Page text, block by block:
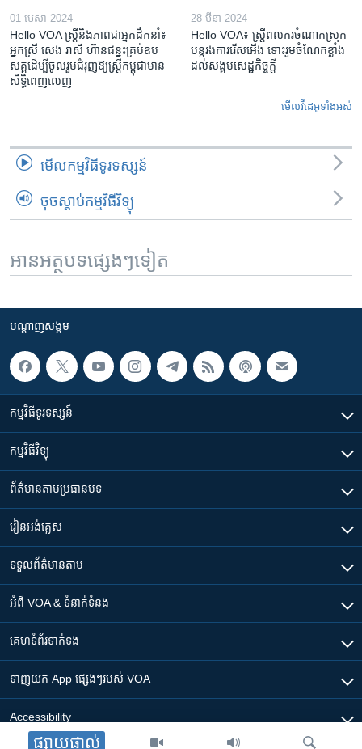
ផ្សាយផ្ទាល់
01 មេសា 2024
Hello VOA ស្ត្រីនិងភាពជាអ្នកដឹកនាំ៖
អ្នកស្រី សេង រាសី ហ៊ានជន្នះគ្រប់ឧប
សគ្គដើម្បីចូលរួមជំរុញឱ្យស្រ្តីកម្ពុជាមាន
សិទ្ធិពេញលេញ
28 មីនា 2024
Hello VOA៖ ស្រ្តីពលករចំណាកស្រុក
បន្តរងការរើសអើង ទោះរួមចំណែកខ្លាំង
ដល់សង្គមសេដ្ឋកិច្ចក្តី
មើល​វីដេអូ​ទាំង​អស់
មើល​កម្មវិធី​ទូរទស្សន៍
ចុចស្តាប់កម្មវិធីវិទ្យុ
អានអត្ថបទផ្សេងៗទៀត
បណ្តាញ​សង្គម
កម្មវិធី​ទូរទស្សន៍
កម្មវិធី​វិទ្យុ
ព័ត៌មាន​តាមប្រធានបទ​
រៀន​​អង់គ្លេស
ទទួល​ព័ត៌មាន​តាម
អំពី​ VOA & ទំនាក់ទំនង
គេហទំព័រ​​ទាក់ទង
ទាញយក​ App ផ្សេងៗ​របស់​ VOA
Accessibility